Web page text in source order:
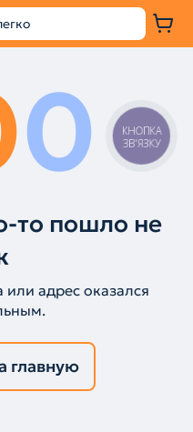
0
то пошло не
адрес оказался
главную
КНОПКА
ЗВ'ЯЗКУ